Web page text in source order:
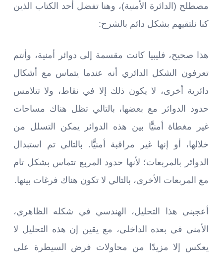
مصطلح (الدائرة الأمنية)، وهنا تفضل أحد الكتاب الذين
كنا نلتقيهم بشكل دائم بالشرح:
هذا صحيح، فليبيا كانت مقسمة إلى دوائر أمنية، وأنتم
تعرفون الشكل الدائري أنه عندما يتماس مع أشكال
دائرية أخرى، لا يكون ذلك إلا في نقاط، ولا تتلامس
حدود الدوائر مع بعضها، بالتالي تظل هناك مساحات
غير مغطاة أمنيًّا بين هذه الدوائر يمكن التسلل من
خلالها، أو إنها غير مراقبة أمنيًّا. بالتالي تم استبدال
الدوائر بالمربعات؛ لأنها حدود المربع تتماس بشكل تام
مع المربعات الأخرى، بالتالي لا تكون هناك فرغات بينها.
أعجبني هذا التحليل، الهندسي في شكله الظاهري،
الأمني في بعده الداخلي، مع يقين إن هذه التحليل لا
يعكس إلا مزيدًا من محاولات فرض السيطرة على